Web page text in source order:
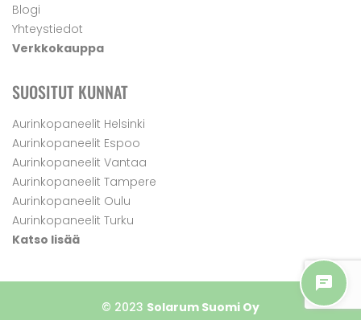
Blogi
Yhteystiedot
Verkkokauppa
SUOSITUT KUNNAT
Aurinkopaneelit Helsinki
Aurinkopaneelit Espoo
Aurinkopaneelit Vantaa
Aurinkopaneelit Tampere
Aurinkopaneelit Oulu
Aurinkopaneelit Turku
Katso lisää
© 2023 Solarum Suomi Oy